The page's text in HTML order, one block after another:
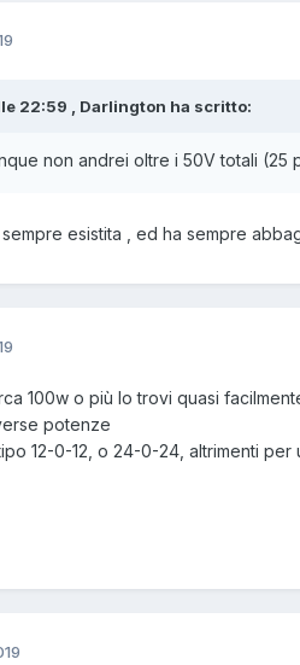
22:59 , Darlington ha scritto:
non andrei oltre i 50V totali (25
esistita , ed ha sempre
100w o più lo trovi quasi
potenze
12-0-12, o 24-0-24, altrimenti